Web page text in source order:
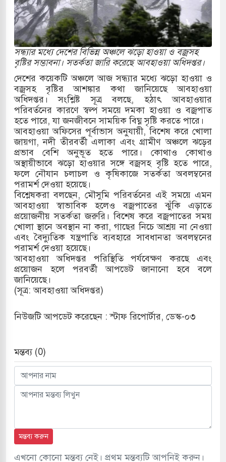
জুমার বয়ান ও নামাজ পড়াবেন দেওবন্দের
ছাড়লেন জনপ্রিয় ভারতীয় সাংবাদিক ময়ূখ রঞ্জন
অ্যারেস্ট আবেদন, বরগুনার এসআইয়ের বিরুদ্ধে
জাদুঘর নতুন বাংলাদেশের পথচলার কেন্দ্র হবে: ড.
বিভিন্ন খাতে সৌদির বিনিয়োগের আহবান প্রধানমন্ত্রীর
হামলায় ছাত্রদল ও ছাত্রলীগের আচরণ ইসরায়েলের
পথে ইসরায়েলীরা,হাতছাড়ার ঝুঁকিতে জরুরি
পাহাড়ি ঢলে ফুঁসে উঠেছে তিস্তা
মুক্তির দাবিতে পাকিস্তানজুড়ে পিটিআইয়ের আজ
কোরিয়ার ক্ষেপণাস্ত্র ইউনিট মোতায়েন করা হয়েছে:
সন্ধ্যার মধ্যে দেশের বিভিন্ন অঞ্চলে ঝড়ো হাওয়া ও বজ্রসহ
বৃষ্টির সম্ভাবনা। সতর্কতা জারি করেছে আবহাওয়া অধিদপ্তর।
দেশের কয়েকটি অঞ্চলে আজ সন্ধ্যার মধ্যে ঝড়ো হাওয়া ও
বজ্রসহ বৃষ্টির আশঙ্কার কথা জানিয়েছে আবহাওয়া
অধিদপ্তর। সংশ্লিষ্ট সূত্র বলছে, হঠাৎ আবহাওয়ার
পরিবর্তনের কারণে স্বল্প সময়ে দমকা হাওয়া ও বজ্রপাত
হতে পারে, যা জনজীবনে সাময়িক বিঘ্ন সৃষ্টি করতে পারে।
আবহাওয়া অফিসের পূর্বাভাস অনুযায়ী, বিশেষ করে খোলা
জায়গা, নদী তীরবর্তী এলাকা এবং গ্রামীণ অঞ্চলে ঝড়ের
প্রভাব বেশি অনুভূত হতে পারে। কোথাও কোথাও
অস্থায়ীভাবে ঝড়ো হাওয়ার সঙ্গে বজ্রসহ বৃষ্টি হতে পারে,
ফলে নৌযান চলাচল ও কৃষিকাজে সতর্কতা অবলম্বনের
পরামর্শ দেওয়া হয়েছে।
বিশ্লেষকরা বলছেন, মৌসুমি পরিবর্তনের এই সময়ে এমন
আবহাওয়া স্বাভাবিক হলেও বজ্রপাতের ঝুঁকি এড়াতে
প্রয়োজনীয় সতর্কতা জরুরি। বিশেষ করে বজ্রপাতের সময়
খোলা স্থানে অবস্থান না করা, গাছের নিচে আশ্রয় না নেওয়া
এবং বৈদ্যুতিক যন্ত্রপাতি ব্যবহারে সাবধানতা অবলম্বনের
পরামর্শ দেওয়া হয়েছে।
আবহাওয়া অধিদপ্তর পরিস্থিতি পর্যবেক্ষণ করছে এবং
প্রয়োজন হলে পরবর্তী আপডেট জানানো হবে বলে
জানিয়েছে।
(সূত্র: আবহাওয়া অধিদপ্তর)
নিউজটি আপডেট করেছেন : স্টাফ রিপোর্টার, ডেস্ক-০৩
মন্তব্য (0)
মন্তব্য করুন
এখনো কোনো মন্তব্য নেই। প্রথম মন্তব্যটি আপনিই করুন।